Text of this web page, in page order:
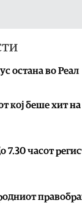
остана во Реал
кој беше хит
7.30 часот